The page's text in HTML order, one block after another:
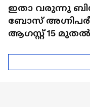
ഇതാ വരുന്നു
ബോസ്
ആഗസ്റ്റ് 15